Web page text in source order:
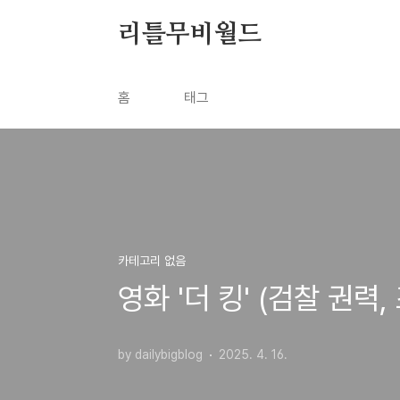
리틀무비월드
홈 태그
카테고리 없음
영화 '더 킹' (검찰 권력,
by dailybigblog 2025. 4. 16.